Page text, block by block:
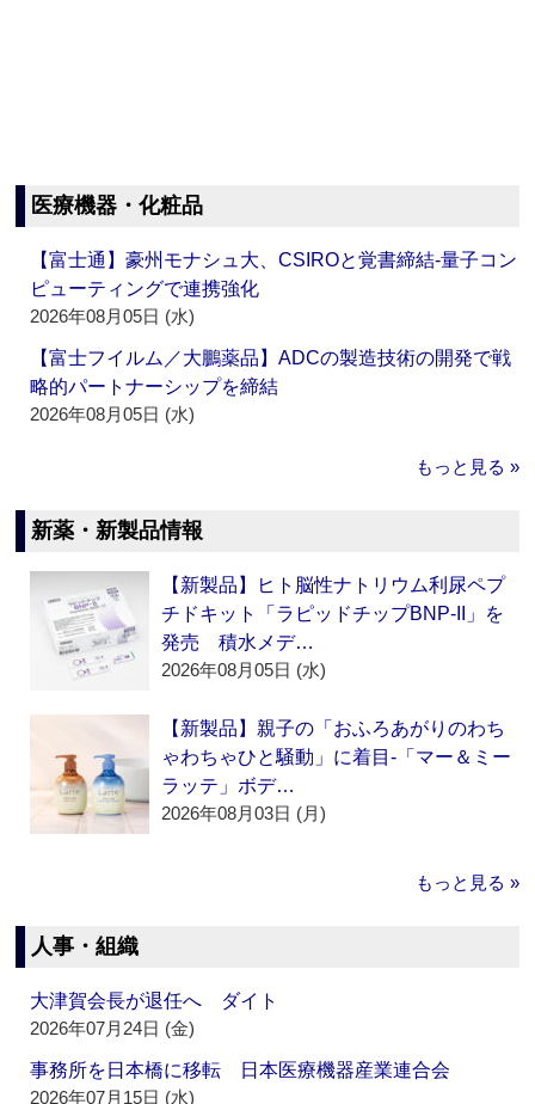
医療機器・化粧品
【富士通】豪州モナシュ大、CSIROと覚書締結‐量子コン
ピューティングで連携強化
2026年08月05日 (水)
【富士フイルム／大鵬薬品】ADCの製造技術の開発で戦
略的パートナーシップを締結
2026年08月05日 (水)
もっと見る »
新薬・新製品情報
【新製品】ヒト脳性ナトリウム利尿ペプ
チドキット「ラピッドチップBNP-II」を
発売 積水メデ…
2026年08月05日 (水)
【新製品】親子の「おふろあがりのわち
ゃわちゃひと騒動」に着目‐「マー＆ミー
ラッテ」ボデ…
2026年08月03日 (月)
もっと見る »
人事・組織
大津賀会長が退任へ ダイト
2026年07月24日 (金)
事務所を日本橋に移転 日本医療機器産業連合会
2026年07月15日 (水)